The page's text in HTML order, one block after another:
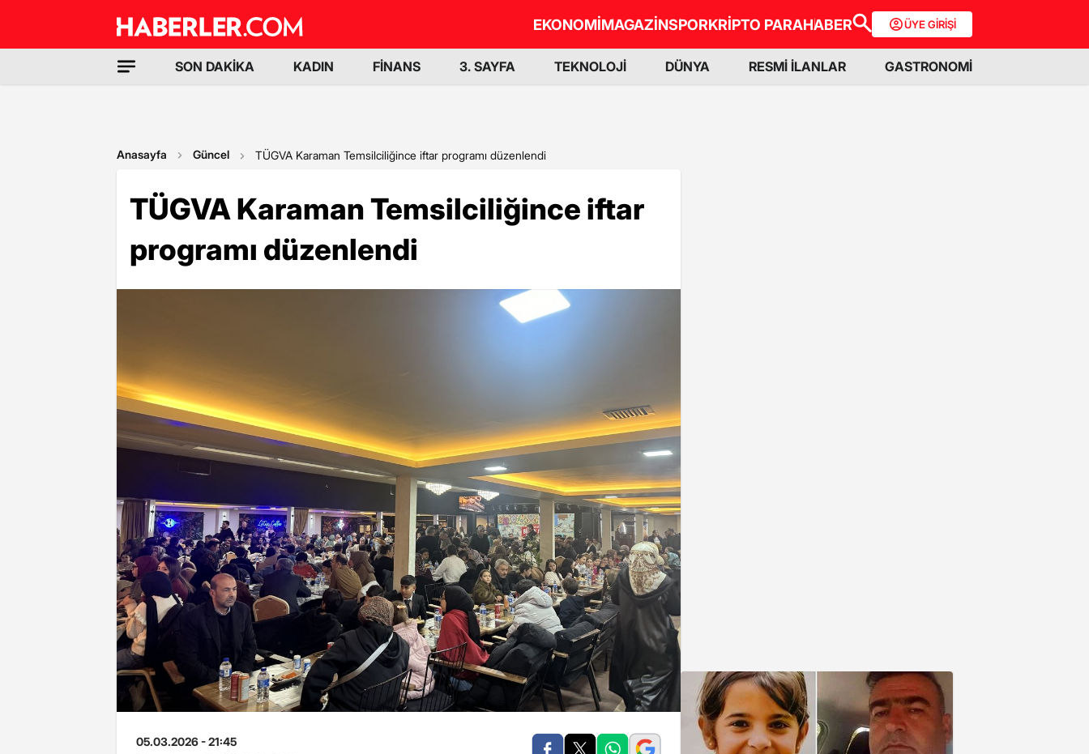
EKONOMİMAGAZİNSPORKRİPTO PARAHABER ÜYE GİRİŞİ
SON DAKİKA KADIN FİNANS 3. SAYFA TEKNOLOJİ DÜNYA RESMİ İLANLAR GASTRONOMİ
Anasayfa Güncel TÜGVA Karaman Temsilciliğince iftar programı düzenlendi
TÜGVA Karaman Temsilciliğince iftar
programı düzenlendi
05.03.2026 - 21:45